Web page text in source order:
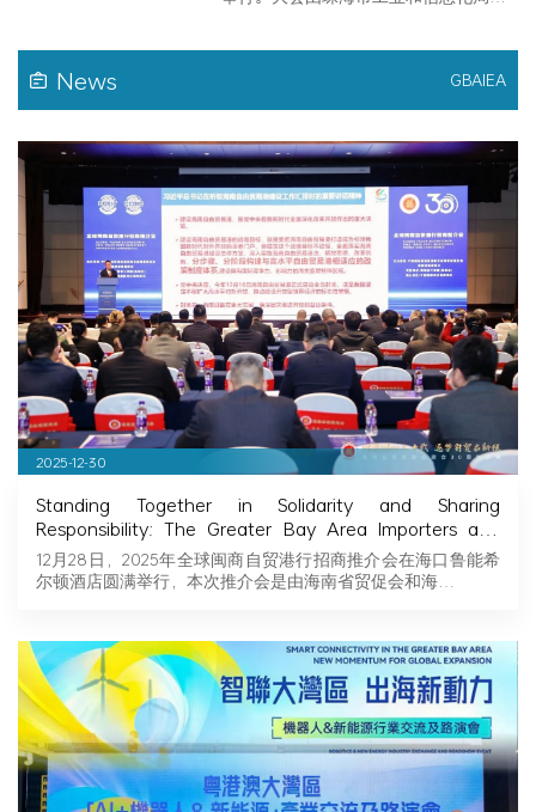
News GBAIEA
2025-12-30
Standing Together in Solidarity and Sharing
Responsibility: The Greater Bay Area Importers and
Exporters Association Explores New Opportunities in
Hainan, Joining Hands with Fujian Businessmen to
Seize Business Opportunities in Hainan!
12月28日，2025年全球闽商自贸港行招商推介会在海口鲁能希
尔顿酒店圆满举行，本次推介会是由海南省贸促会和海…